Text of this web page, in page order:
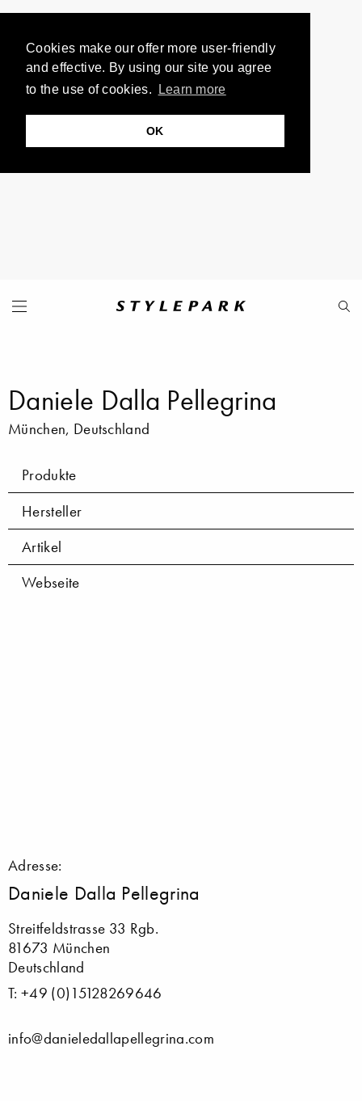
Cookies make our offer more user-friendly
and effective. By using our site you agree
to the use of cookies.
Learn more
OK
Daniele Dalla Pellegrina
München, Deutschland
Produkte
Hersteller
Artikel
Webseite
Adresse:
Daniele Dalla Pellegrina
Streitfeldstrasse 33 Rgb.
81673 München
Deutschland
T: +49 (0)15128269646
info@danieledallapellegrina.com